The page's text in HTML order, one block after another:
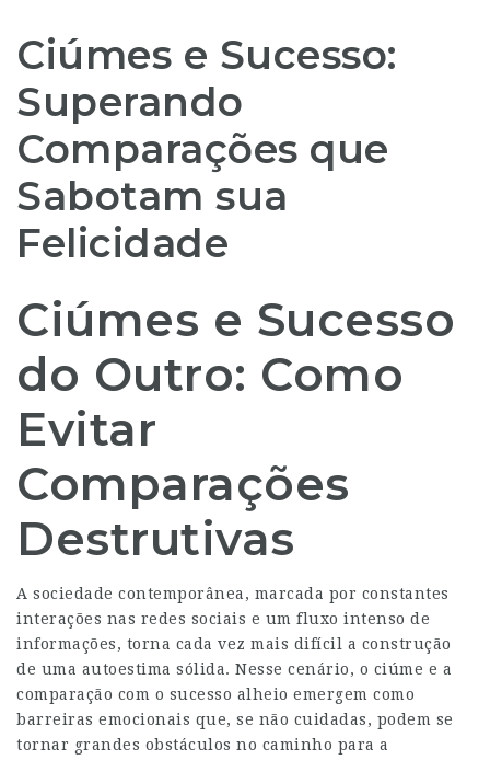
Ciúmes e Sucesso:
Superando
Comparações que
Sabotam sua
Felicidade
Ciúmes e Sucesso
do Outro: Como
Evitar
Comparações
Destrutivas
A sociedade contemporânea, marcada por constantes
interações nas redes sociais e um fluxo intenso de
informações, torna cada vez mais difícil a construção
de uma autoestima sólida. Nesse cenário, o ciúme e a
comparação com o sucesso alheio emergem como
barreiras emocionais que, se não cuidadas, podem se
tornar grandes obstáculos no caminho para a